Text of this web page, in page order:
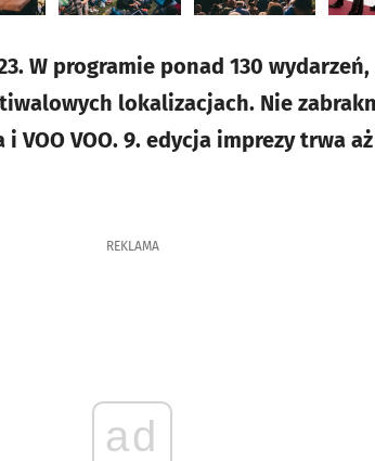
W programie ponad 130
lokalizacjach. Nie
VOO VOO. 9. edycja imprezy trwa
REKLAMA
ad